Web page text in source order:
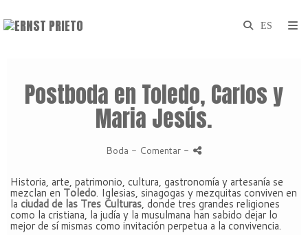
Postboda en Toledo, Carlos y
Maria Jesús.
Boda - Comentar -
Historia, arte, patrimonio, cultura, gastronomía y artesanía se
mezclan en Toledo. Iglesias, sinagogas y mezquitas conviven en
la ciudad de las Tres Culturas, donde tres grandes religiones
como la cristiana, la judía y la musulmana han sabido dejar lo
mejor de sí mismas como invitación perpetua a la convivencia.